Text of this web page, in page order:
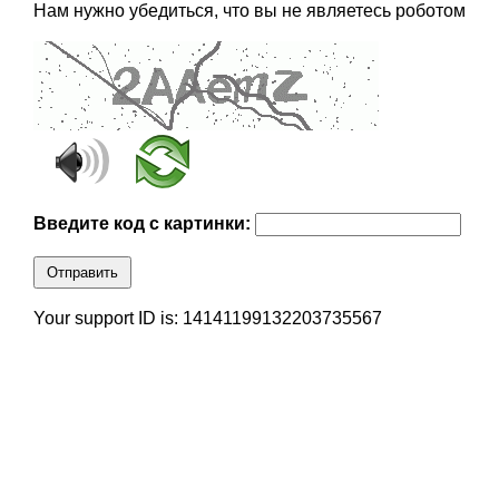
Нам нужно убедиться, что вы не являетесь роботом
Введите код с картинки:
Отправить
Your support ID is: 14141199132203735567